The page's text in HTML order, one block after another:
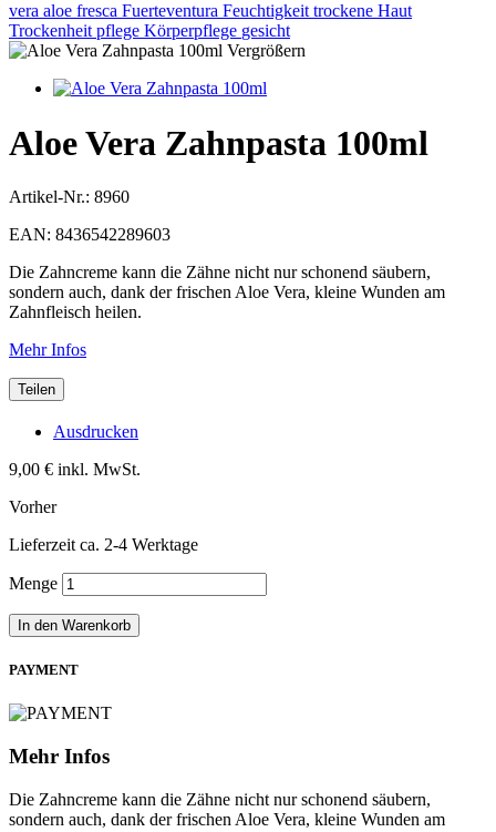
vera aloe fresca Fuerteventura Feuchtigkeit trockene Haut
Trockenheit pflege Körperpflege gesicht
Vergrößern
Aloe Vera Zahnpasta 100ml
Artikel-Nr.: 8960
EAN: 8436542289603
Die Zahncreme kann die Zähne nicht nur schonend säubern,
sondern auch, dank der frischen Aloe Vera, kleine Wunden am
Zahnfleisch heilen.
Mehr Infos
Teilen
Ausdrucken
9,00 € inkl. MwSt.
Vorher
Lieferzeit ca. 2-4 Werktage
Menge
In den Warenkorb
PAYMENT
Mehr Infos
Die Zahncreme kann die Zähne nicht nur schonend säubern,
sondern auch, dank der frischen Aloe Vera, kleine Wunden am